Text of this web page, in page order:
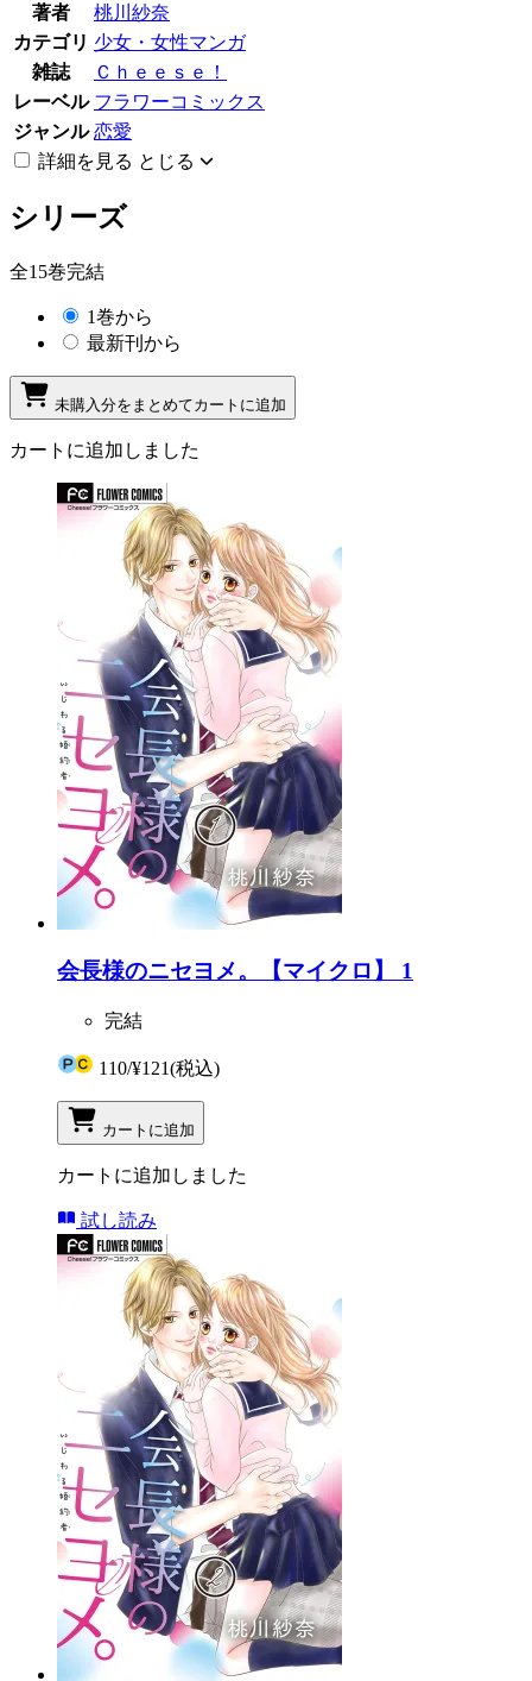
著者
桃川紗奈
カテゴリ 少女・女性マンガ
雑誌
Ｃｈｅｅｓｅ！
レーベル フラワーコミックス
ジャンル 恋愛
詳細を見る とじる
シリーズ
全15巻完結
1巻から
最新刊から
未購入分をまとめてカートに追加
カートに追加しました
会長様のニセヨメ。【マイクロ】 1
完結
110/¥121(税込)
カートに追加
カートに追加しました
試し読み